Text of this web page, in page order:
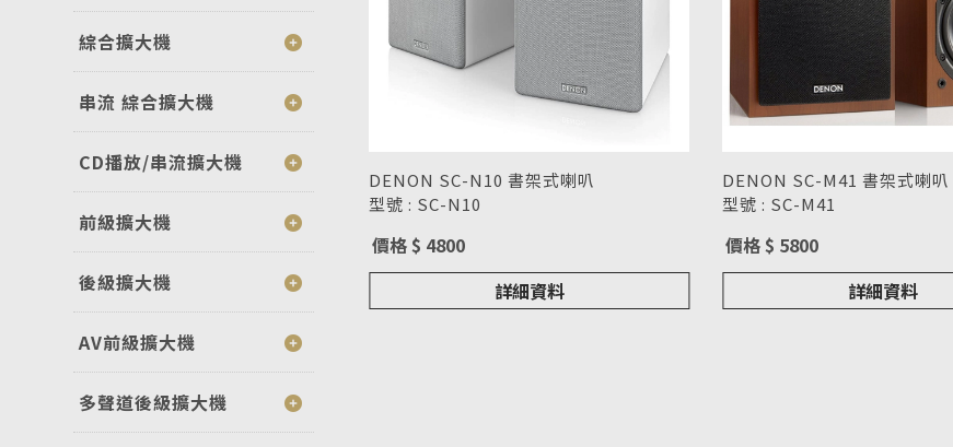
綜合擴大機
串流 綜合擴大機
CD播放/串流擴大機
前級擴大機
後級擴大機
AV前級擴大機
多聲道後級擴大機
DENON SC-N10 書架式喇叭
型號 : SC-N10
價格 $ 4800
詳細資料
DENON SC-M41 書架式喇叭
型號 : SC-M41
價格 $ 5800
詳細資料